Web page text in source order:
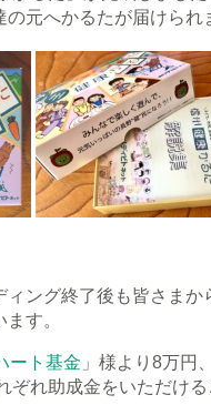
の元へかるたが届けら
ィング終了後も皆さまか
す。
ート基金 」様より8万円
ぞれ助成金をいただけ